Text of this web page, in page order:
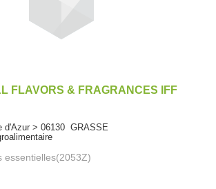
FLAVORS & FRAGRANCES IFF
d'Azur > 06130 GRASSE
essentielles(2053Z)